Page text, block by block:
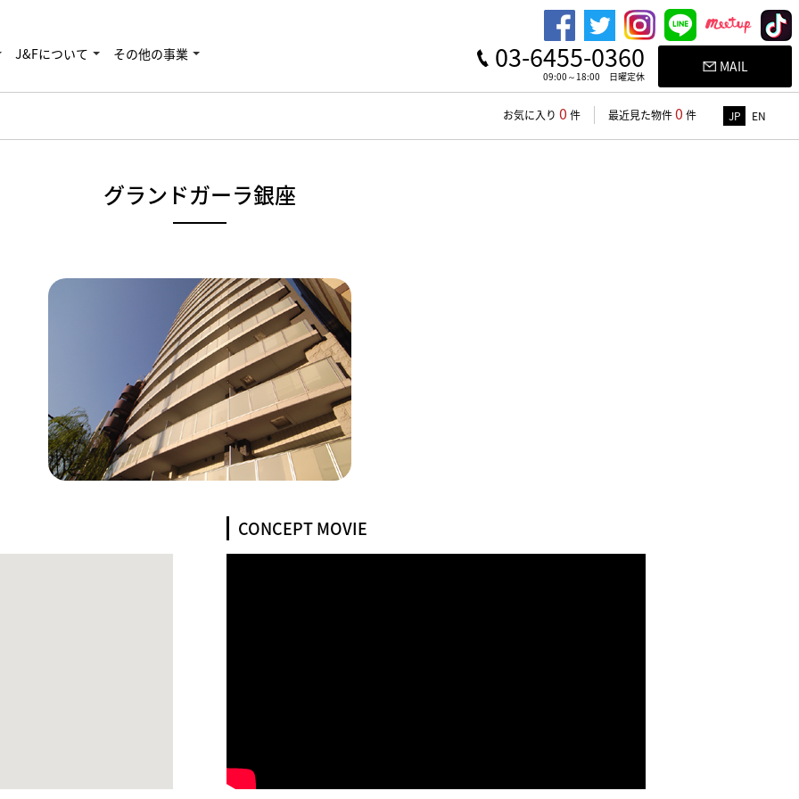
J&Fについて その他の事業 03-6455-0360
09:00～18:00 日曜定休
MAIL
お気に入り 0 件 最近見た物件0 件 JP EN
グランドガーラ銀座
CONCEPT MOVIE